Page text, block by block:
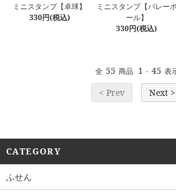
ミニスタンプ【卓球】
330円(税込)
ミニスタンプ【バレー
ール】
330円(税込)
全 55 商品 1 - 45 表
< Prev Next >
CATEGORY
ふせん